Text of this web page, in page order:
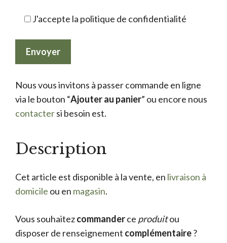
J'accepte la politique de confidentialité
Nous vous invitons à passer commande en ligne
via le bouton “Ajouter au panier” ou encore nous
contactersi besoin est.
Description
Cet article est disponible à la vente, en livraison à
domicile ou en magasin.
Vous souhaitezcommanderce produitou
disposer de renseignement complémentaire?